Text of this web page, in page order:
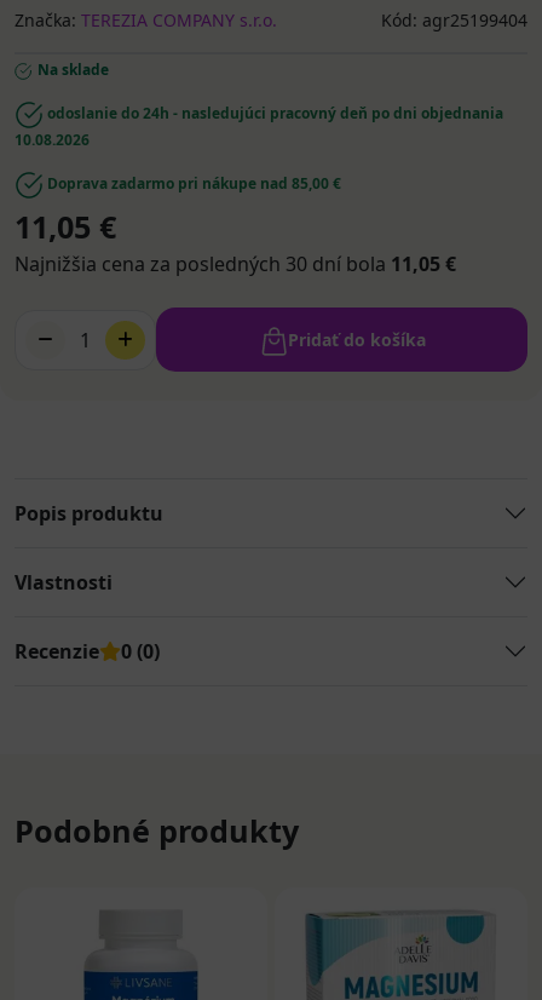
Značka: TEREZIA COMPANY s.r.o. Kód: agr25199404
Na sklade
odoslanie do 24h - nasledujúci pracovný deň po dni objednania
10.08.2026
Doprava zadarmo pri nákupe nad 85,00 €
11,05 €
Najnižšia cena za posledných 30 dní bola 11,05 €
1 Pridať do košíka
Popis produktu
Vlastnosti
Recenzie 0 (0)
Podobné produkty